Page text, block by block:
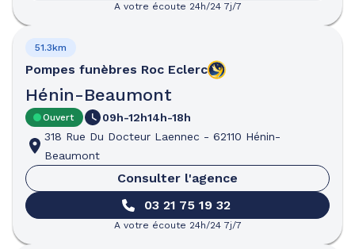
A votre écoute 24h/24 7j/7
Pompes funèbres Roc Eclerc
Hénin-Beaumont
51.3km
Ouvert 09h-12h14h-18h
318 Rue Du Docteur Laennec - 62110 Hénin-
Beaumont
Consulter l'agence
03 21 75 19 32
A votre écoute 24h/24 7j/7